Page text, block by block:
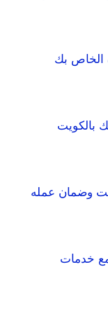
الخاص بك
بالكويت
وضمان عمله
مع خدمات